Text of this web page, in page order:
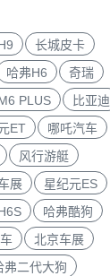
长城皮卡
哈弗H6
奇瑞
PLUS
比亚迪
ET
哪吒汽车
风行游艇
展
星纪元ES
哈弗酷狗
北京车展
弗二代大狗